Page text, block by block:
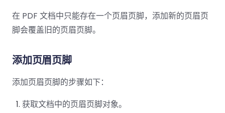
服务器端
SDK
.NET
SDK
Android
SDK
iOS SDK
MCP
AI
编辑
编辑
签名
图层
PDF/E,
文档
智能文档抽
取
DocSlight
航
融
Web
南
服务器端
桌面端
Windows
南
Open
在 PDF 文档中只能存在一个页眉页脚，添加新的页眉页
脚会覆盖旧的页眉页脚。
添加页眉页脚
添加页眉页脚的步骤如下：
获取文档中的页眉页脚对象。